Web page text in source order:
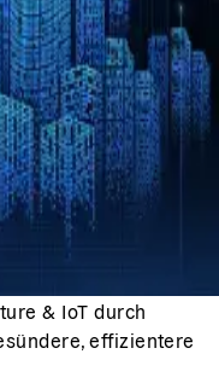
& IoT durch
effizientere